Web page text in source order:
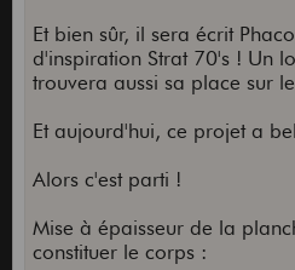
Et bien sûr, il sera écrit
d'inspiration Strat 70's ! Un
trouvera aussi sa place sur
Et aujourd'hui, ce projet a
Alors c'est parti !
Mise à épaisseur de la
constituer le corps :